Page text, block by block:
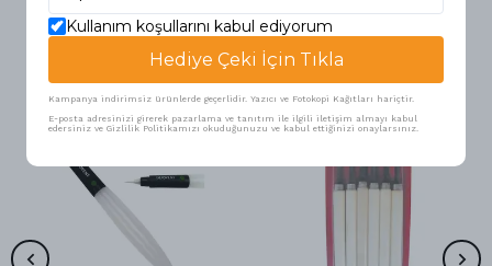
Benzer Ürünler
Kullanım koşullarını kabul ediyorum
Hediye Çeki İçin Tıkla
Kampanya indirimsiz ürünlerde geçerlidir. Yazıcı ve Fotokopi Kağıtları hariçtir.
E-posta adresinizi girerek pazarlama ve tanıtım ile ilgili iletişim almayı kabul
edersiniz ve Gizlilik Politikamızı okuduğunuzu ve kabul ettiğinizi onaylarsınız.